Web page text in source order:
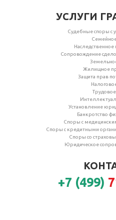
УСЛУГИ
Судебные споры с
Наследственное
Сопровождение
Жилищное
Защита прав
Установление
Банкротство
Споры с
Споры с кредитными
Споры со
Юридическое
+7 (499)